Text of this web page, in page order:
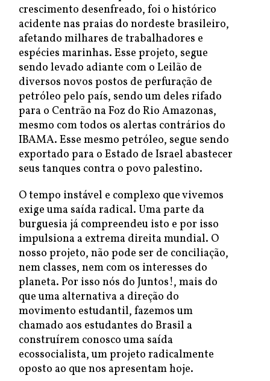
crescimento desenfreado, foi o histórico
acidente nas praias do nordeste brasileiro,
afetando milhares de trabalhadores e
espécies marinhas. Esse projeto, segue
sendo levado adiante com o Leilão de
diversos novos postos de perfuração de
petróleo pelo país, sendo um deles rifado
para o Centrão na Foz do Rio Amazonas,
mesmo com todos os alertas contrários do
IBAMA. Esse mesmo petróleo, segue sendo
exportado para o Estado de Israel abastecer
seus tanques contra o povo palestino.
O tempo instável e complexo que vivemos
exige uma saída radical. Uma parte da
burguesia já compreendeu isto e por isso
impulsiona a extrema direita mundial. O
nosso projeto, não pode ser de conciliação,
nem classes, nem com os interesses do
planeta. Por isso nós do Juntos!, mais do
que uma alternativa a direção do
movimento estudantil, fazemos um
chamado aos estudantes do Brasil a
construírem conosco uma saída
ecossocialista, um projeto radicalmente
oposto ao que nos apresentam hoje.